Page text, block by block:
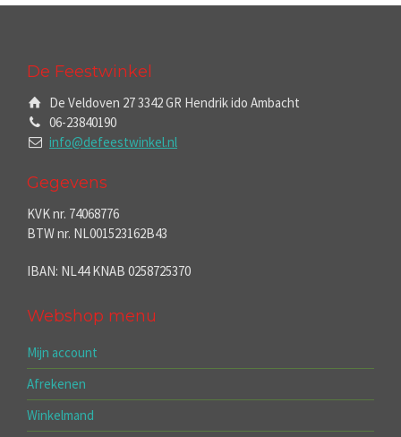
De Feestwinkel
De Veldoven 27 3342 GR Hendrik ido Ambacht
06-23840190
info@defeestwinkel.nl
Gegevens
KVK nr. 74068776
BTW nr. NL001523162B43
IBAN: NL44 KNAB 0258725370
Webshop menu
Mijn account
Afrekenen
Winkelmand